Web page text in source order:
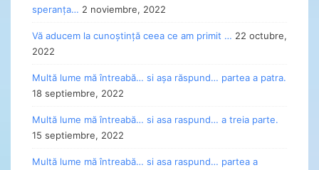
speranța… 2 noviembre, 2022
Vă aducem la cunoștință ceea ce am primit … 22 octubre,
2022
Multă lume mă întreabă… si așa răspund… partea a patra.
18 septiembre, 2022
Multă lume mă întreabă… si asa raspund… a treia parte.
15 septiembre, 2022
Multă lume mă întreabă… si asa raspund… partea a